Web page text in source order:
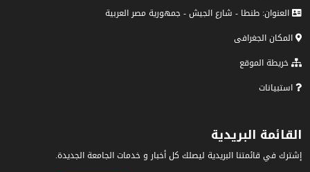
العنوان: طنطا - شارع الجيش - جمهورية مصر العربية
المكان الجغرافى
خريطة الموقع
استبيانات
القائمة البريدية
إشترك في قائمتنا البريدية ليصلك كل أخبار و خدمات الجامعة الجديدة.